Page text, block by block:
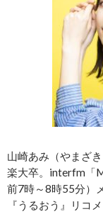
山崎あみ（やまざ
楽大卒。interfm「
前7時～8時55分）
『うるおう』リコ